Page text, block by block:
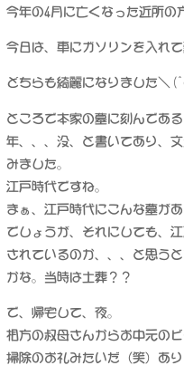
今年の4月に亡くなった近所の
今日は、車にガソリンを入れ
どちらも綺麗になりました＼
ところで本家の墓に刻んであ
年、、、没、と書いてあり、
みました。
江戸時代ですね。
まぁ、江戸時代にこんな墓が
でしょうが、それにしても、
されているのか、、、と思う
かな。当時は土葬？？
で、帰宅して、夜。
相方の叔母さんからお中元の
掃除のお礼みたいだ（笑）あ